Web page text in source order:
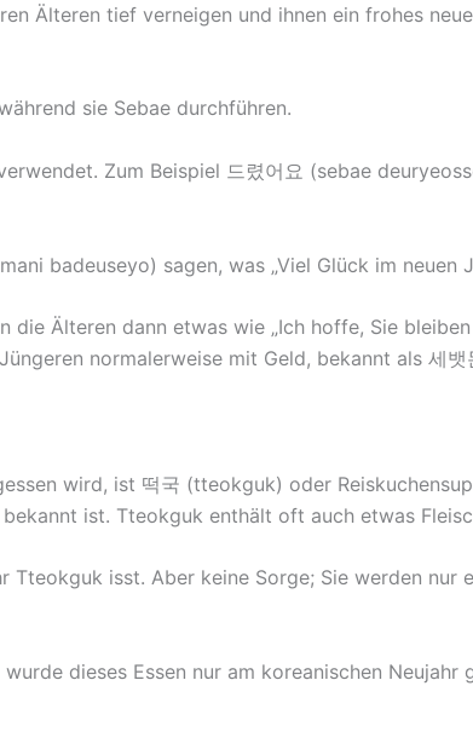
Älteren tief verneigen und ihnen ein frohes
sie Sebae durchführen.
Zum Beispiel 드렸어요 (sebae
badeuseyo) sagen, was „Viel Glück im neuen
Älteren dann etwas wie „Ich hoffe, Sie
normalerweise mit Geld, bekannt als 세
wird, ist 떡국 (tteokguk) oder
ist. Tteokguk enthält oft auch etwas
isst. Aber keine Sorge; Sie werden nur
dieses Essen nur am koreanischen Neujahr